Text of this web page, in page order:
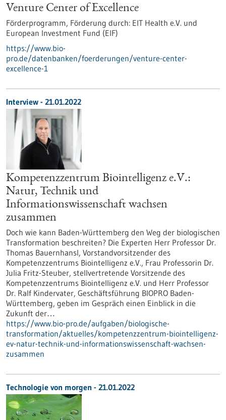
Venture Center of Excellence
Förderprogramm, Förderung durch: EIT Health e.V. und
European Investment Fund (EIF)
https://www.bio-
pro.de/datenbanken/foerderungen/venture-center-
excellence-1
Interview - 21.01.2022
Kompetenzzentrum Biointelligenz e.V.:
Natur, Technik und
Informationswissenschaft wachsen
zusammen
Doch wie kann Baden-Württemberg den Weg der biologischen
Transformation beschreiten? Die Experten Herr Professor Dr.
Thomas Bauernhansl, Vorstandvorsitzender des
Kompetenzzentrums Biointelligenz e.V., Frau Professorin Dr.
Julia Fritz-Steuber, stellvertretende Vorsitzende des
Kompetenzzentrums Biointelligenz e.V. und Herr Professor
Dr. Ralf Kindervater, Geschäftsführung BIOPRO Baden-
Württemberg, geben im Gespräch einen Einblick in die
Zukunft der…
https://www.bio-pro.de/aufgaben/biologische-
transformation/aktuelles/kompetenzzentrum-biointelligenz-
ev-natur-technik-und-informationswissenschaft-wachsen-
zusammen
Technologie von morgen - 21.01.2022